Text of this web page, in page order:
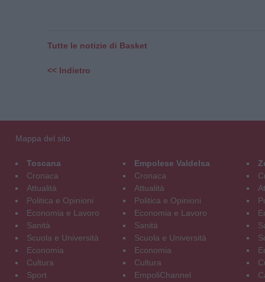
Tutte le notizie di Basket
<< Indietro
Mappa del sito
Toscana
Cronaca
Attualità
Politica e Opinioni
Economia e Lavoro
Sanità
Scuola e Università
Economia
Cultura
Sport
Empolese Valdelsa
Cronaca
Attualità
Politica e Opinioni
Economia e Lavoro
Sanità
Scuola e Università
Economia
Cultura
EmpoliChannel